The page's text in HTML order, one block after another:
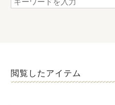
閲覧したアイテム